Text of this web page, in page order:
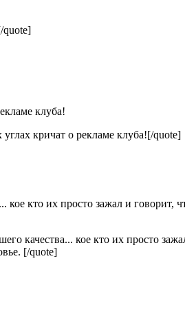
quote]
клуба!
кричат о рекламе клуба![/quote]
кто их просто зажал и
качества... кое кто их просто
[/quote]